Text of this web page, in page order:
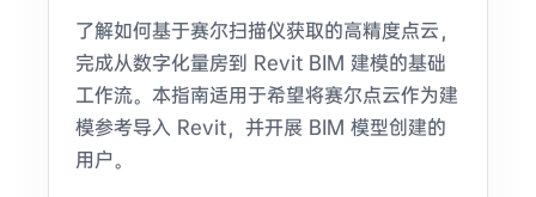
了解如何基于赛尔扫描仪获取的高精度点云，
完成从数字化量房到 Revit BIM 建模的基础
工作流。本指南适用于希望将赛尔点云作为建
模参考导入 Revit，并开展 BIM 模型创建的
用户。